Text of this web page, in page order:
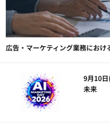
広告・マーケティング業務にお
9月10
未来